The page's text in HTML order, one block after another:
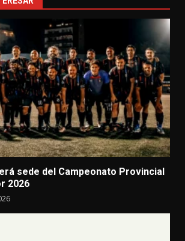
sede del Campeonato Provincial
2026